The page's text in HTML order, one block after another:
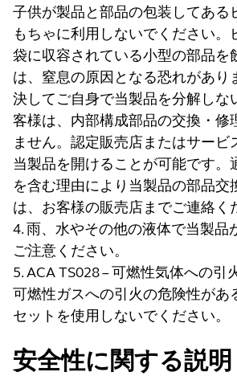
子供が製品と部品の包装してある
もちゃに利用しないでください。
袋に収容されている小型の部品を
は、窒息の原因となる恐れがあり
決してご自身で当製品を分解しな
客様は、内部構成部品の交換・修
ません。認定販売店またはサービ
当製品を開けることが可能です。
を含む理由により当製品の部品交
は、お客様の販売店までご連絡く
4. 雨、水やその他の液体で当製品
ご注意ください。
5. ACA TS028 – 可燃性気体への引
可燃性ガスへの引火の危険性があ
セットを使用しないでください。
安全性に関する説明